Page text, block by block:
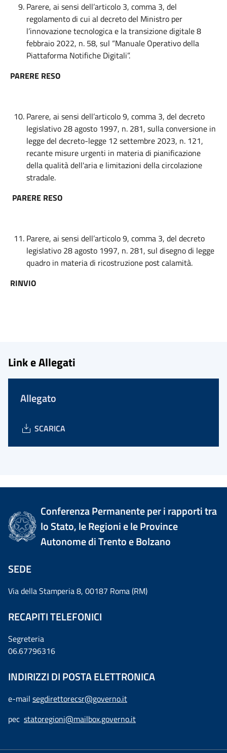
Parere, ai sensi dell’articolo 3, comma 3, del
regolamento di cui al decreto del Ministro per
l’innovazione tecnologica e la transizione digitale 8
febbraio 2022, n. 58, sul “Manuale Operativo della
Piattaforma Notifiche Digitali”.
PARERE RESO
Parere, ai sensi dell’articolo 9, comma 3, del decreto
legislativo 28 agosto 1997, n. 281, sulla conversione in
legge del decreto-legge 12 settembre 2023, n. 121,
recante misure urgenti in materia di pianificazione
della qualità dell'aria e limitazioni della circolazione
stradale.
PARERE RESO
Parere, ai sensi dell’articolo 9, comma 3, del decreto
legislativo 28 agosto 1997, n. 281, sul disegno di legge
quadro in materia di ricostruzione post calamità.
RINVIO
Link e Allegati
Allegato
SCARICA
Conferenza Permanente per i rapporti tra
lo Stato, le Regioni e le Province
Autonome di Trento e Bolzano
SEDE
Via della Stamperia 8, 00187 Roma (RM)
RECAPITI TELEFONICI
Segreteria
06.67796316
INDIRIZZI DI POSTA ELETTRONICA
e-mail segdirettorecsr@governo.it
pec statoregioni@mailbox.governo.it